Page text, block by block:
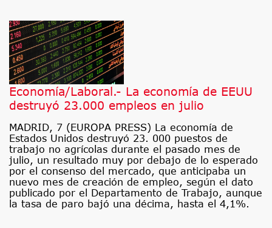
Economía/Laboral.- La economía de EEUU
destruyó 23.000 empleos en julio
MADRID, 7 (EUROPA PRESS) La economía de
Estados Unidos destruyó 23. 000 puestos de
trabajo no agrícolas durante el pasado mes de
julio, un resultado muy por debajo de lo esperado
por el consenso del mercado, que anticipaba un
nuevo mes de creación de empleo, según el dato
publicado por el Departamento de Trabajo, aunque
la tasa de paro bajó una décima, hasta el 4,1%.